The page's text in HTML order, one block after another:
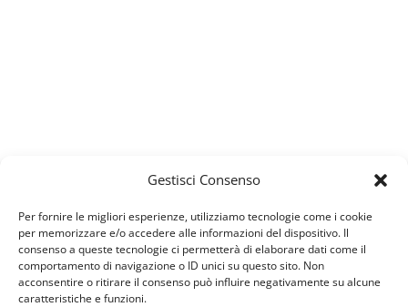
Gestisci Consenso
Per fornire le migliori esperienze, utilizziamo tecnologie come i cookie
per memorizzare e/o accedere alle informazioni del dispositivo. Il
consenso a queste tecnologie ci permetterà di elaborare dati come il
comportamento di navigazione o ID unici su questo sito. Non
acconsentire o ritirare il consenso può influire negativamente su alcune
caratteristiche e funzioni.